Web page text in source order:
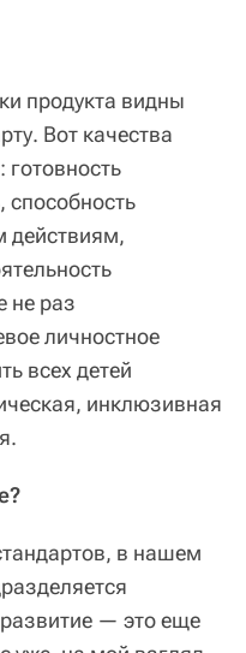
продукта видны
Вот качества
способность
действиям,
не раз
личностное
всех детей
инклюзивная
в нашем
— это еще